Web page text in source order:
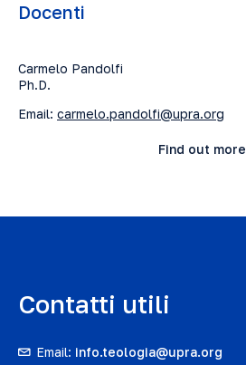
Docenti
Carmelo Pandolfi
Ph.D.
Email: carmelo.pandolfi@upra.org
Find out more
Contatti utili
Email: info.teologia@upra.org